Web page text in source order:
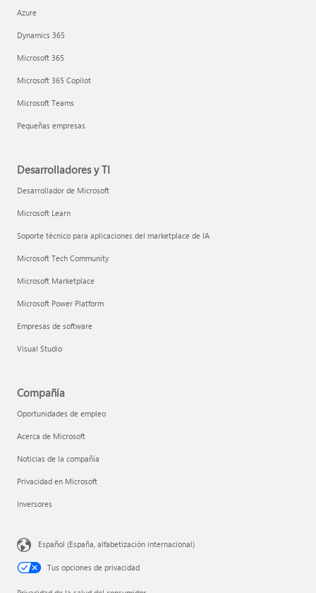
Azure
Dynamics 365
Microsoft 365
Microsoft 365 Copilot
Microsoft Teams
Pequeñas empresas
Desarrolladores y TI
Desarrollador de Microsoft
Microsoft Learn
Soporte técnico para aplicaciones del marketplace de IA
Microsoft Tech Community
Microsoft Marketplace
Microsoft Power Platform
Empresas de software
Visual Studio
Compañía
Oportunidades de empleo
Acerca de Microsoft
Noticias de la compañía
Privacidad en Microsoft
Inversores
Español (España, alfabetización internacional)
Tus opciones de privacidad